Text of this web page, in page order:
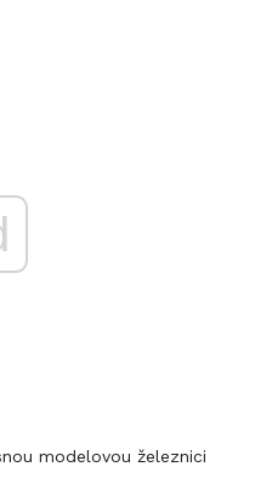
modelovou železnici